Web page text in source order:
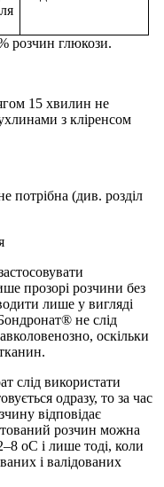
розчин глюкози.
15 хвилин не
з кліренсом
потрібна (див. розділ
прозорі розчини без
лише у вигляді
не слід
оскільки
слід використати
одразу, то за час
відповідає
розчин можна
оС і лише тоді, коли
і валідованих